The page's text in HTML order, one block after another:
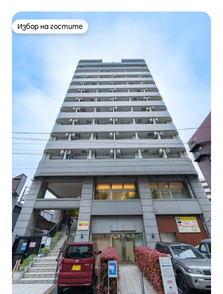
пеша | Супермаркет на 1 минута пеша |
Университет на Токио на 5 минути пеша
Избор на гостите
Избор на гостите